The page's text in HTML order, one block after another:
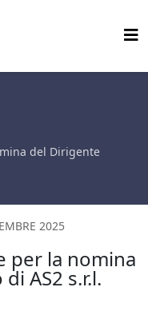
del Dirigente
2025
per la nomina
AS2 s.r.l.